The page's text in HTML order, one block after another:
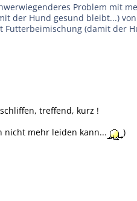
Problem mit
der Hund gesund bleibt...)
Futterbeimischung (damit der
treffend, kurz !
nicht mehr leiden kann...
)